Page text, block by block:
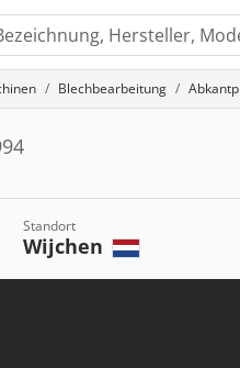
Blechbearbeitung
Standort
Wijchen